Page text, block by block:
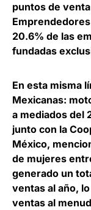
puntos de
20.6% de las
fundadas
En esta misma
Mexicanas:
a mediados del
junto con la
México,
de mujeres
generado un
ventas al año,
ventas al